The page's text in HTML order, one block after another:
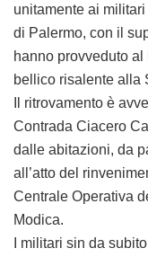
unitamente ai
di Palermo, con il
hanno provveduto
bellico risalente alla
Il ritrovamento è
Contrada Ciacero
dalle abitazioni, da
all’atto del
Centrale Operativa
Modica.
I militari sin da